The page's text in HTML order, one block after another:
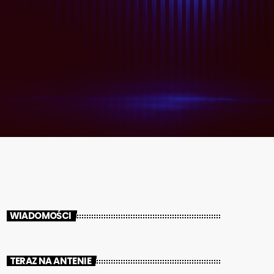
WIADOMOŚCI
TERAZ NA ANTENIE